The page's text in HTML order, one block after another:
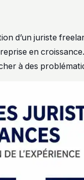
d’un juriste
en
à des